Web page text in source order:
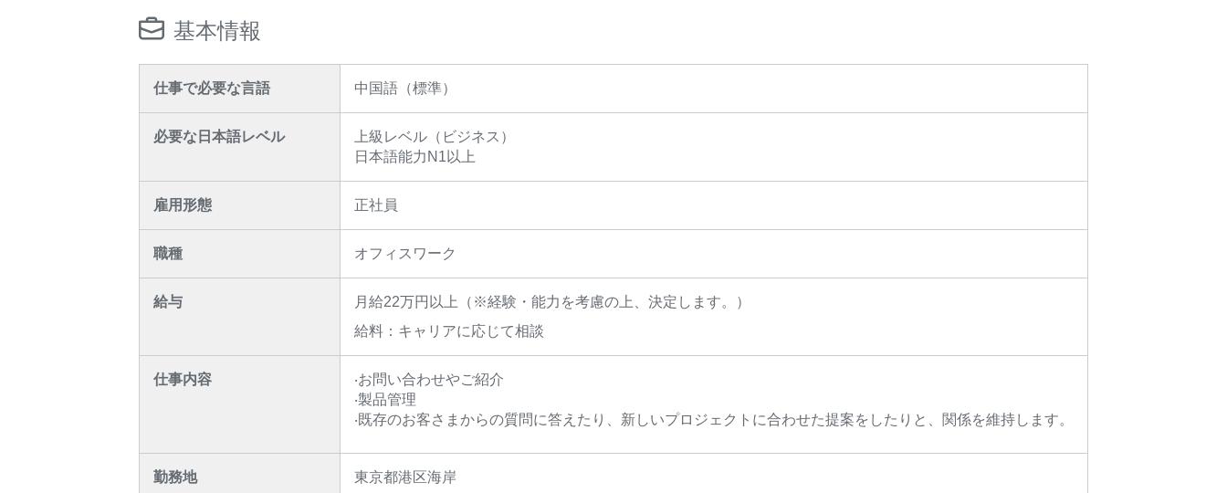
基本情報
仕事で必要な言語 中国語（標準）
必要な日本語レベル
上級レベル（ビジネス）
日本語能力N1以上
雇用形態 正社員
職種 オフィスワーク
給与
月給22万円以上（※経験・能力を考慮の上、決定します。）
給料：キャリアに応じて相談
仕事内容
‧お問い合わせやご紹介
‧製品管理
‧既存のお客さまからの質問に答えたり、新しいプロジェクトに合わせた提案をしたりと、関係を維持します。
勤務地 東京都港区海岸